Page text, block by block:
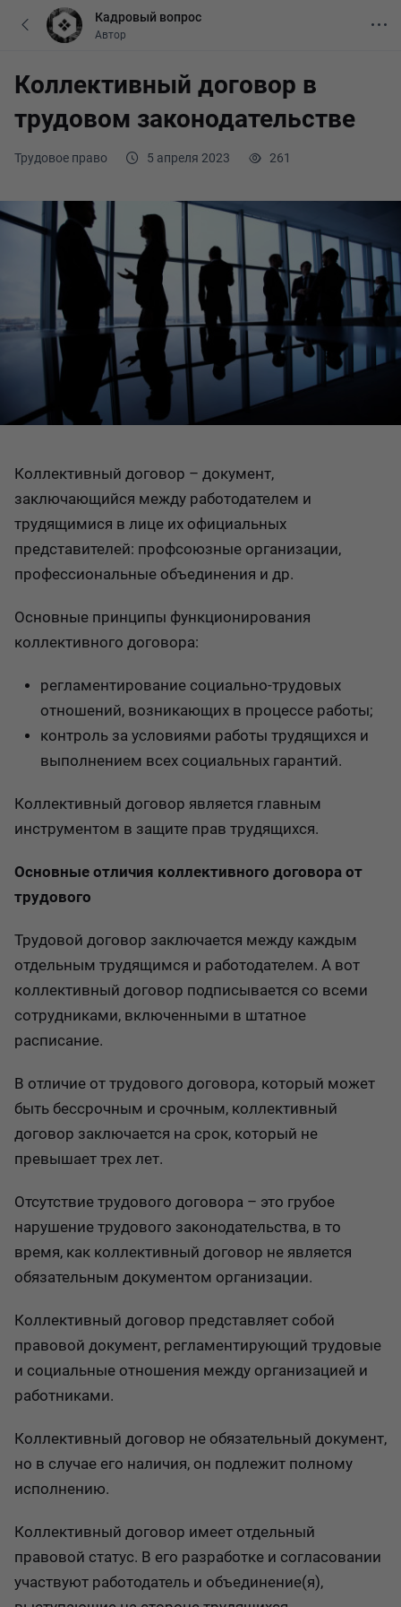
Трудовое право 5 апреля 2023 261
Коллективный договор в
трудовом законодательстве
Коллективный договор – документ,
заключающийся между работодателем и
трудящимися в лице их официальных
представителей: профсоюзные организации,
профессиональные объединения и др.
Основные принципы функционирования
коллективного договора:
регламентирование социально-трудовых
отношений, возникающих в процессе работы;
контроль за условиями работы трудящихся и
выполнением всех социальных гарантий.
Коллективный договор является главным
инструментом в защите прав трудящихся.
Основные отличия коллективного договора от
трудового
Трудовой договор заключается между каждым
отдельным трудящимся и работодателем. А вот
коллективный договор подписывается со всеми
сотрудниками, включенными в штатное
расписание.
В отличие от трудового договора, который может
быть бессрочным и срочным, коллективный
договор заключается на срок, который не
превышает трех лет.
Отсутствие трудового договора – это грубое
нарушение трудового законодательства, в то
время, как коллективный договор не является
обязательным документом организации.
Коллективный договор представляет собой
правовой документ, регламентирующий трудовые
и социальные отношения между организацией и
работниками.
Коллективный договор не обязательный документ,
но в случае его наличия, он подлежит полному
исполнению.
Коллективный договор имеет отдельный
правовой статус. В его разработке и согласовании
участвуют работодатель и объединение(я),
Кадровый вопрос
Автор